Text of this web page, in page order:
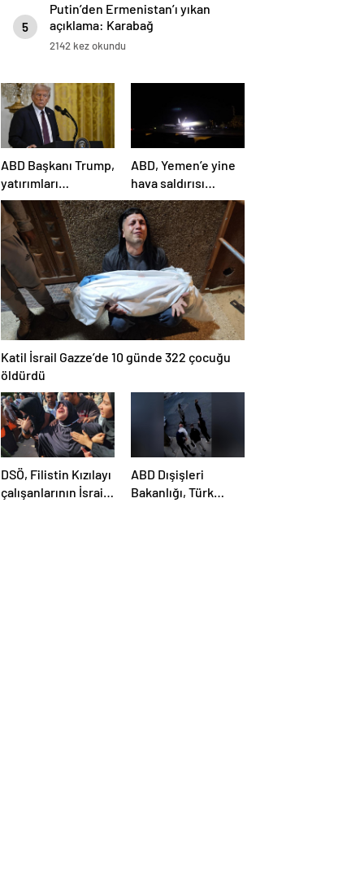
5
Putin’den Ermenistan’ı yıkan
açıklama: Karabağ
Azerbaycan’ın ayrılmaz bir
2142 kez okundu
ABD Başkanı Trump,
yatırımları
hızlandırmak için
yeni bir ofis kuruyor
ABD, Yemen’e yine
hava saldırısı
düzenledi
Katil İsrail Gazze’de 10 günde 322 çocuğu
öldürdü
DSÖ, Filistin Kızılayı
çalışanlarının İsrail
ABD Dışişleri
Bakanlığı, Türk